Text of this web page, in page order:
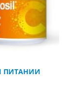
ПИТАНИИ